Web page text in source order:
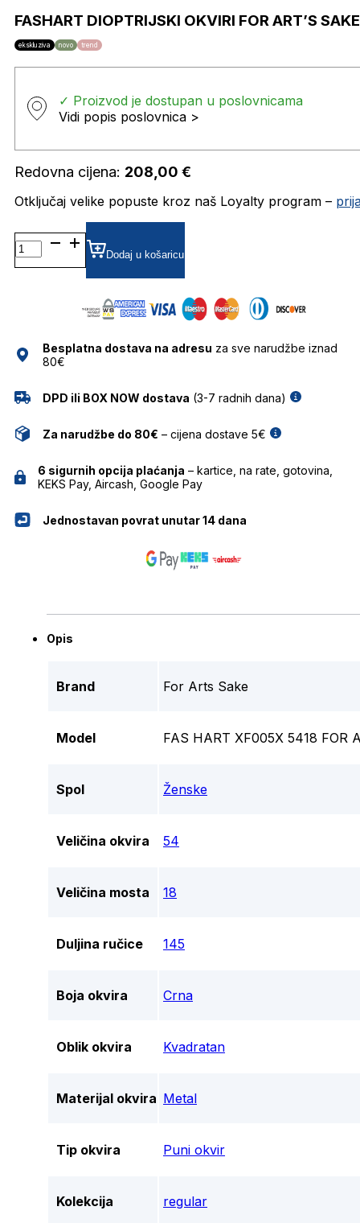
FASHART DIOPTRIJSKI OKVIRI FOR ART’S SAKE
ekskluziva novo trend
✓ Proizvod je dostupan u poslovnicama
Vidi popis poslovnica >
Redovna cijena: 208,00 €
Otključaj velike popuste kroz naš Loyalty program –
FASHART DIOPTRIJSKI
OKVIRI
FOR
Dodaj u košaricu
Besplatna dostava na adresu za sve narudžbe iznad
80€
DPD ili BOX NOW dostava (3-7 radnih dana)
Za narudžbe do 80€ – cijena dostave 5€
6 sigurnih opcija plaćanja – kartice, na rate, gotovina,
KEKS Pay, Aircash, Google Pay
Jednostavan povrat unutar 14 dana
Opis
Brand For Arts Sake
Model FAS HART XF005X 5418 FOR
Spol Ženske
Veličina okvira 54
Veličina mosta 18
Duljina ručice 145
Boja okvira Crna
Oblik okvira Kvadratan
Materijal okvira Metal
Tip okvira Puni okvir
Kolekcija regular